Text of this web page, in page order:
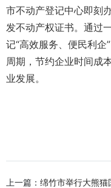
市不动产登记中心即刻
发不动产权证书。通过
记“高效服务、便民利
周期，节约企业时间成
业发展。
上一篇： 绵竹市举行大熊猫